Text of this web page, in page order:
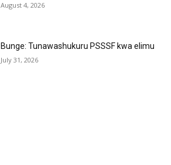
August 4, 2026
Bunge: Tunawashukuru PSSSF kwa elimu
July 31, 2026